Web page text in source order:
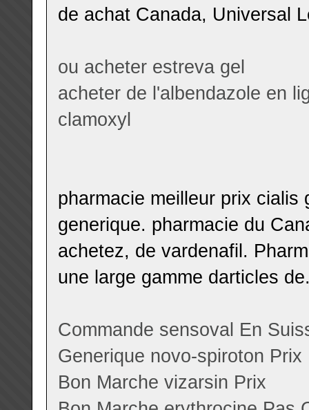
de achat Canada, Universal
ou acheter estreva gel
acheter de l'albendazole en
clamoxyl
pharmacie meilleur prix cialis
generique. pharmacie du
achetez, de vardenafil.
une large gamme darticles
Commande sensoval En
Generique novo-spiroton Prix
Bon Marche vizarsin Prix